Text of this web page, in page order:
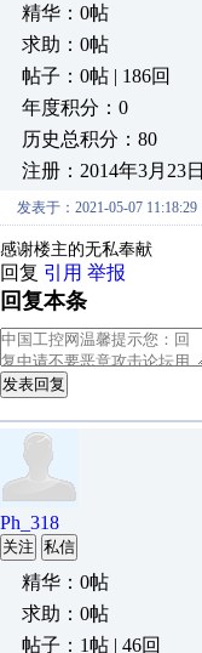
精华：0帖
求助：0帖
帖子：0帖 | 186回
年度积分：0
历史总积分：80
注册：2014年3月23日
发表于：2021-05-07 11:18:29
感谢楼主的无私奉献
回复 引用 举报
回复本条
发表回复
Ph_318
关注 私信
精华：0帖
求助：0帖
帖子：1帖 | 46回